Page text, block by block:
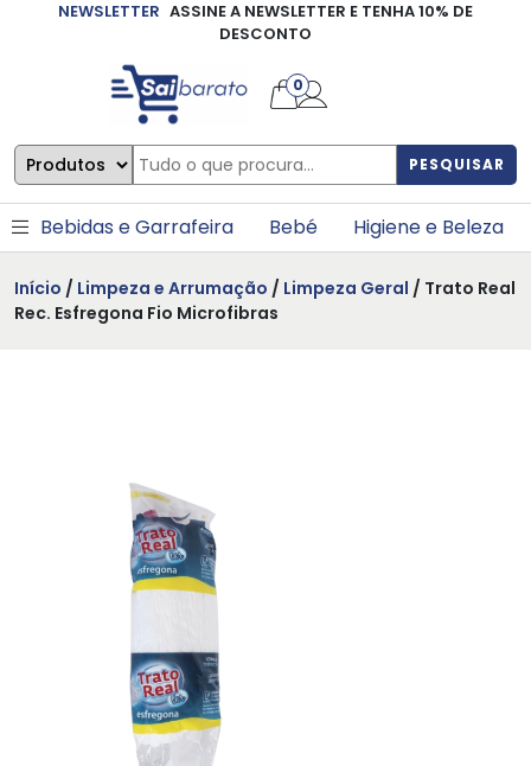
NEWSLETTER ASSINE A NEWSLETTER E TENHA 10% DE
DESCONTO
PESQUISAR
0
Bebidas e Garrafeira Bebé Higiene e Beleza
Início / Limpeza e Arrumação / Limpeza Geral / Trato Real
Rec. Esfregona Fio Microfibras